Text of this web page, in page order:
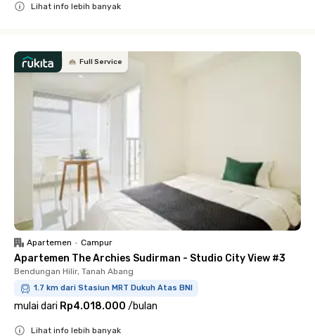
Lihat info lebih banyak
Full Service
Apartemen • Campur
Apartemen The Archies Sudirman - Studio City View #3
Bendungan Hilir, Tanah Abang
1.7 km dari Stasiun MRT Dukuh Atas BNI
mulai dari Rp4.018.000 /bulan
Lihat info lebih banyak